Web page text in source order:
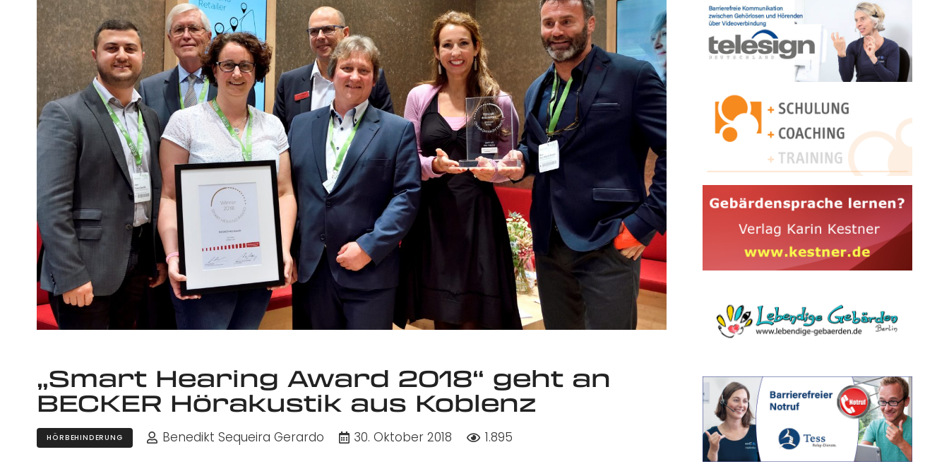
„Smart Hearing Award 2018“ geht an
BECKER Hörakustik aus Koblenz
HÖRBEHINDERUNG Benedikt Sequeira Gerardo 30. Oktober 2018 1.895